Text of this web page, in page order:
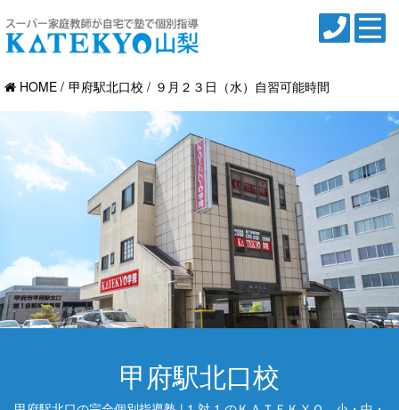
HOME 甲府駅北口校 ９月２３日（水）自習可能時間
甲府駅北口校